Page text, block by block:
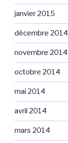
janvier 2015
décembre 2014
novembre 2014
octobre 2014
mai 2014
avril 2014
mars 2014